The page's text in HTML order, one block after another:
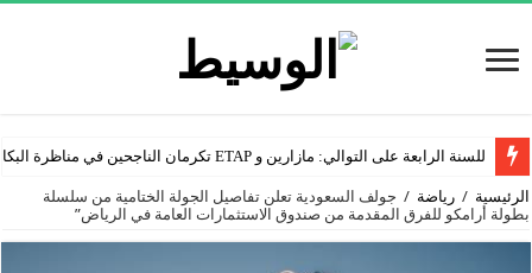
للسنة الرابعة على التوالي: مازارين و ETAP تكرمان الناجحين في مناظرة البكالوريا
الرئيسية / رياضة / جولف السعودية تعلن تفاصيل الجولة الختامية من سلسلة
بطولة أرامكو للفرق المقدمة من صندوق الاستثمارات العامة في الرياض”